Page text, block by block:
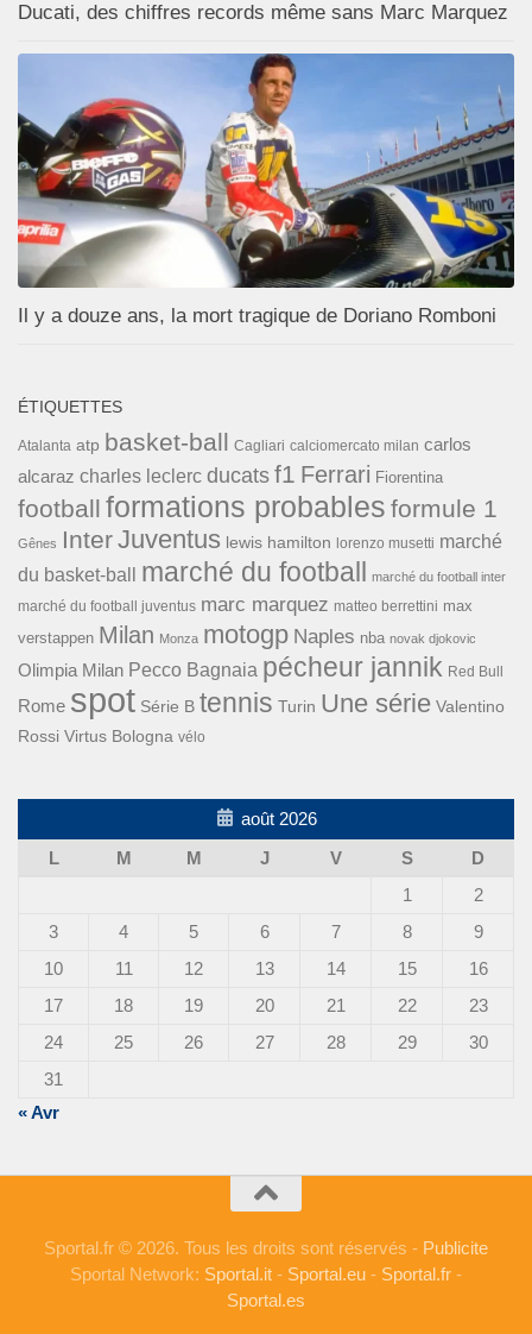
Ducati, des chiffres records même sans Marc Marquez
Il y a douze ans, la mort tragique de Doriano Romboni
ÉTIQUETTES
Atalanta atp basket-ball Cagliari calciomercato milan carlos
alcaraz charles leclerc ducats f1 Ferrari Fiorentina
football formations probables formule 1
Gênes InterJuventus lewis hamilton lorenzo musetti marché
du basket-ball
marché du football marché du football inter
marché du football juventus marc marquez matteo berrettini max
verstappen Milan Monza motogp Naples nba novak djokovic
Olimpia Milan Pecco Bagnaia pécheur jannik Red Bull
Rome spot Série B tennis Turin Une série Valentino
Rossi Virtus Bologna vélo
août 2026
L
M M J V S
D
1
2
3
4 5 6 7 8
9
10
11 12 13 14 15
16
17
18 19 20 21 22
23
24
25 26 27 28 29
30
31
« Avr
Sportal.fr © 2026. Tous les droits sont réservés - Publicite
Sportal Network: Sportal.it - Sportal.eu - Sportal.fr -
Sportal.es